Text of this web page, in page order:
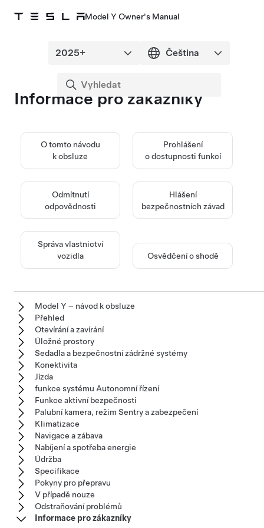
Model Y Owner's Manual
Informace pro zákazníky
O tomto návodu
k obsluze
Prohlášení
o dostupnosti funkcí
Odmítnutí
odpovědnosti
Hlášení
bezpečnostních závad
Správa vlastnictví
vozidla
Osvědčení o shodě
Model Y – návod k obsluze
Přehled
Otevírání a zavírání
Úložné prostory
Sedadla a bezpečnostní zádržné systémy
Konektivita
Jízda
funkce systému Autonomní řízení
Funkce aktivní bezpečnosti
Palubní kamera, režim Sentry a zabezpečení
Klimatizace
Navigace a zábava
Nabíjení a spotřeba energie
Údržba
Specifikace
Pokyny pro přepravu
V případě nouze
Odstraňování problémů
Informace pro zákazníky